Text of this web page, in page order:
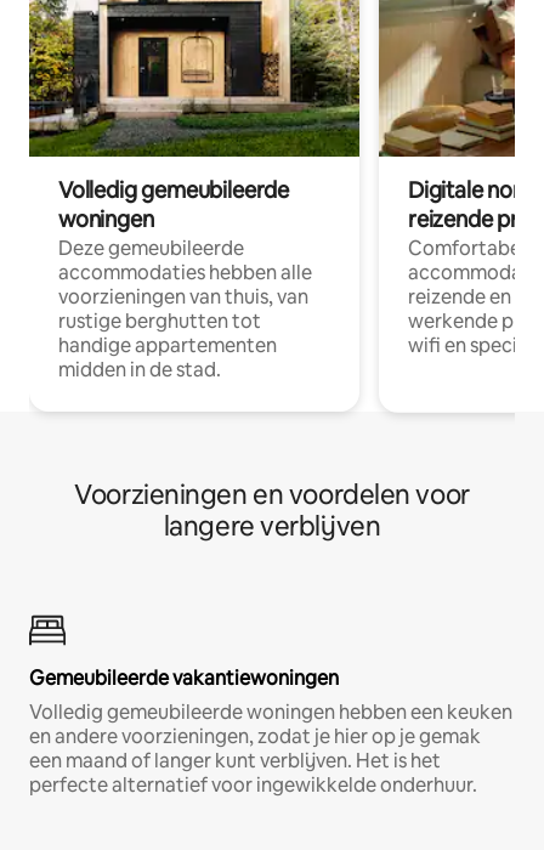
Volledig gemeubileerde
woningen
Deze gemeubileerde
accommodaties hebben alle
voorzieningen van thuis, van
rustige berghutten tot
handige appartementen
midden in de stad.
Digitale
reizende
Comfortabele
reizende en
werkende
wifi en
Voorzieningen en voordelen voor
langere verblijven
Gemeubileerde vakantiewoningen
Volledig gemeubileerde woningen hebben een keuken
en andere voorzieningen, zodat je hier op je gemak
een maand of langer kunt verblijven. Het is het
perfecte alternatief voor ingewikkelde onderhuur.